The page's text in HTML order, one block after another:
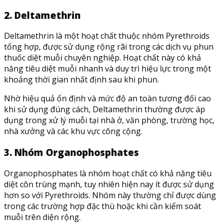
2. Deltamethrin
Deltamethrin là một hoạt chất thuộc nhóm Pyrethroids
tổng hợp, được sử dụng rộng rãi trong các dịch vụ phun
thuốc diệt muỗi chuyên nghiệp. Hoạt chất này có khả
năng tiêu diệt muỗi nhanh và duy trì hiệu lực trong một
khoảng thời gian nhất định sau khi phun.
Nhờ hiệu quả ổn định và mức độ an toàn tương đối cao
khi sử dụng đúng cách, Deltamethrin thường được áp
dụng trong xử lý muỗi tại nhà ở, văn phòng, trường học,
nhà xưởng và các khu vực công cộng.
3. Nhóm Organophosphates
Organophosphates là nhóm hoạt chất có khả năng tiêu
diệt côn trùng mạnh, tuy nhiên hiện nay ít được sử dụng
hơn so với Pyrethroids. Nhóm này thường chỉ được dùng
trong các trường hợp đặc thù hoặc khi cần kiểm soát
muỗi trên diện rộng.